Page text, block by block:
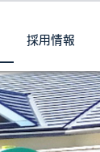
採用情報